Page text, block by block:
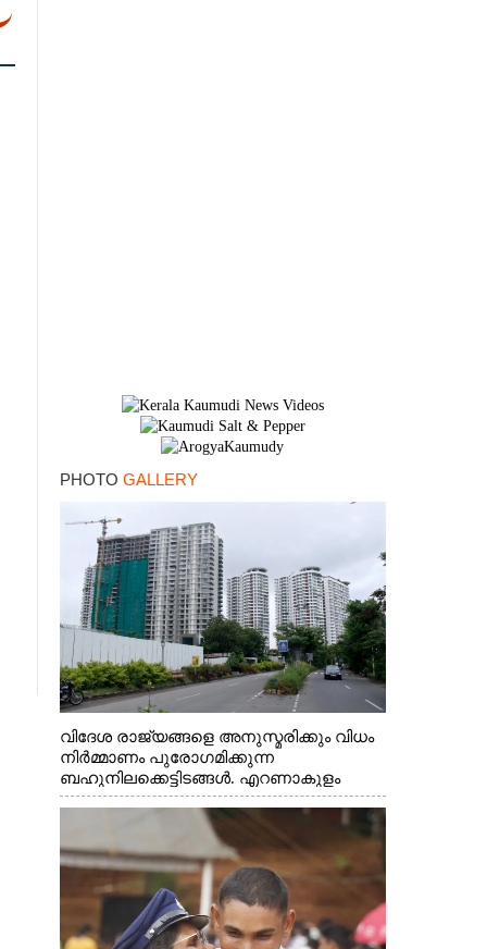
PHOTO GALLERY
വിദേശ രാജ്യങ്ങളെ അനുസ്മരിക്കും വിധം
നിർമ്മാണം പുരോഗമിക്കുന്ന
ബഹുനിലക്കെട്ടിടങ്ങൾ. എറണാകുളം
ചാത്യാത്ത് റോഡിൽ നിന്നുള്ള കാഴ്ച